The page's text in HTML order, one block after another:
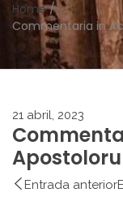
Home/
Commentaria in
21 abril, 2023
Entrada anterior